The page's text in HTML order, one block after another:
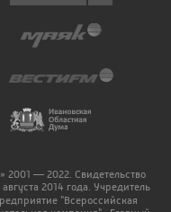
2001 — 2022. Свидетельство
2014 года. Учредитель
"Всероссийская